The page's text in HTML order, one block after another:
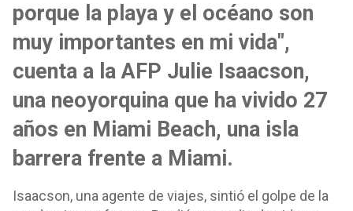
porque la playa y el océano son
muy importantes en mi vida",
cuenta a la AFP Julie Isaacson,
una neoyorquina que ha vivido 27
años en Miami Beach, una isla
barrera frente a Miami.
Isaacson, una agente de viajes, sintió el golpe de la